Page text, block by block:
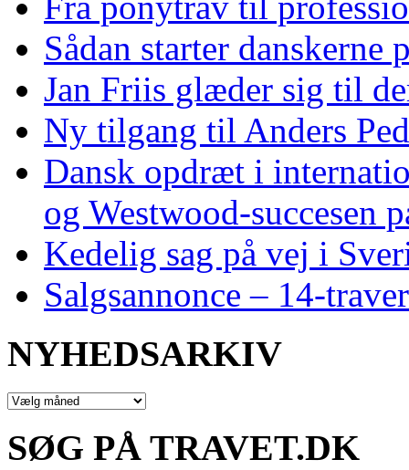
Sådan starter danskerne
Jan Friis glæder sig til
Ny tilgang til Anders
Dansk opdræt i
og Westwood‑succesen
Kedelig sag på vej i
Salgsannonce –
NYHEDSARKIV
NYHEDSARKIV
SØG PÅ TRAVET.DK